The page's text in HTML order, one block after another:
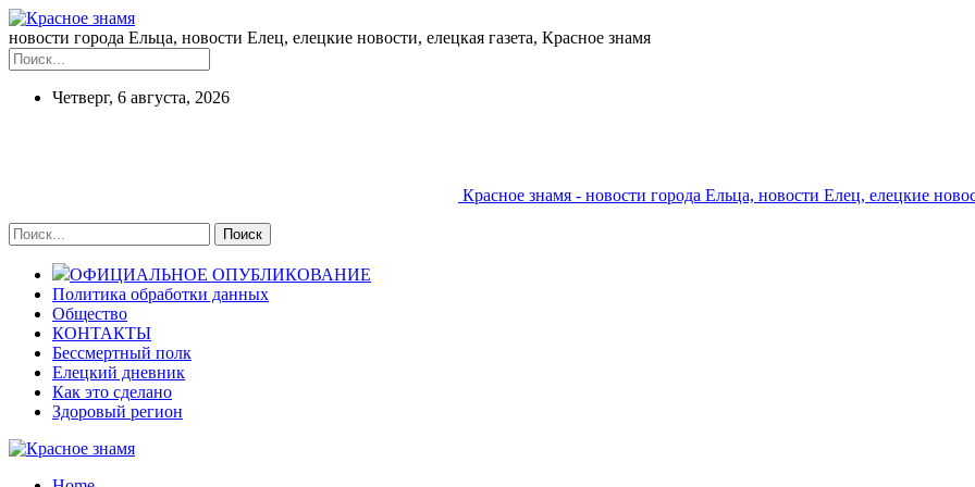
новости города Ельца, новости Елец, елецкие новости, елецкая газета, Красное знамя
Четверг, 6 августа, 2026
Красное знамя - новости города Ельца, новости Елец, елецкие
ОФИЦИАЛЬНОЕ ОПУБЛИКОВАНИЕ
Политика обработки данных
Общество
КОНТАКТЫ
Бессмертный полк
Елецкий дневник
Как это сделано
Здоровый регион